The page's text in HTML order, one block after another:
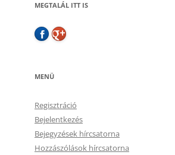
MEGTALÁL ITT IS
MENÜ
Regisztráció
Bejelentkezés
Bejegyzések hírcsatorna
Hozzászólások hírcsatorna